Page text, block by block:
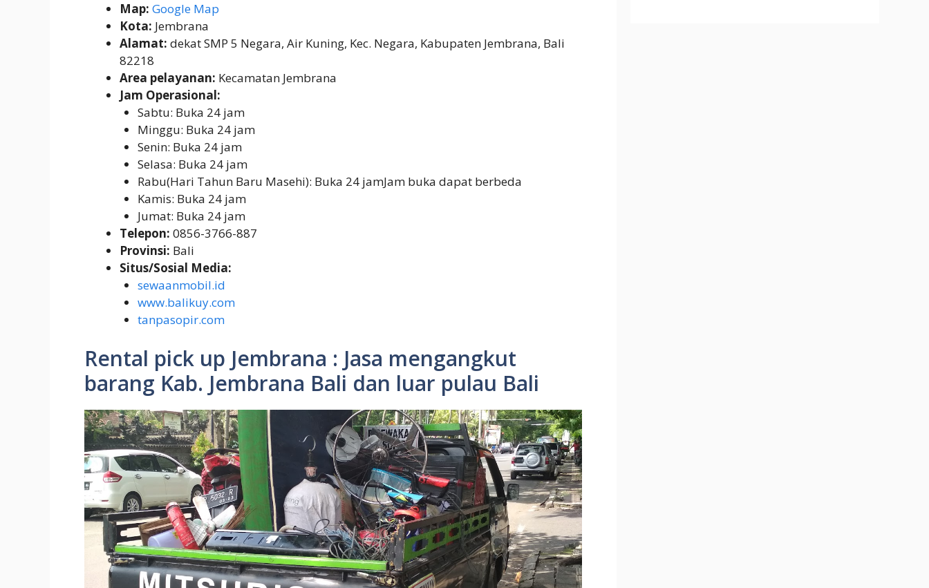
Map: Google Map
Kota: Jembrana
Alamat: dekat SMP 5 Negara, Air Kuning, Kec. Negara, Kabupaten Jembrana, Bali
82218
Area pelayanan: Kecamatan Jembrana
Jam Operasional:
Sabtu: Buka 24 jam
Minggu: Buka 24 jam
Senin: Buka 24 jam
Selasa: Buka 24 jam
Rabu(Hari Tahun Baru Masehi): Buka 24 jamJam buka dapat berbeda
Kamis: Buka 24 jam
Jumat: Buka 24 jam
Telepon: 0856-3766-887
Provinsi: Bali
Situs/Sosial Media:
sewaanmobil.id
www.balikuy.com
tanpasopir.com
Rental pick up Jembrana : Jasa mengangkut
barang Kab. Jembrana Bali dan luar pulau Bali